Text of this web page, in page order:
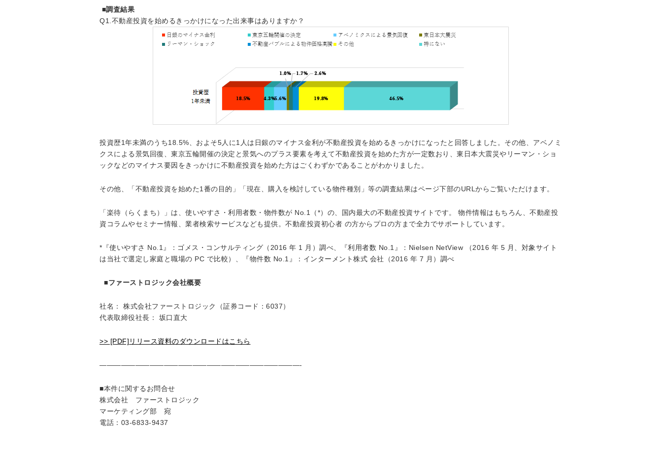
■調査結果
Q1.不動産投資を始めるきっかけになった出来事はありますか？
投資歴1年未満のうち18.5%、およそ5人に1人は日銀のマイナス金利が不動産投資を始めるきっかけになったと回答しました。その他、アベノミ
クスによる景気回復、東京五輪開催の決定と景気へのプラス要素を考えて不動産投資を始めた方が一定数おり、東日本大震災やリーマン・ショ
ックなどのマイナス要因をきっかけに不動産投資を始めた方はごくわずかであることがわかりました。
その他、「不動産投資を始めた1番の目的」「現在、購入を検討している物件種別」等の調査結果はページ下部のURLからご覧いただけます。
「楽待（らくまち）」は、使いやすさ・利用者数・物件数が No.1（*）の、国内最大の不動産投資サイトです。 物件情報はもちろん、不動産投
資コラムやセミナー情報、業者検索サービスなども提供。不動産投資初心者 の方からプロの方まで全力でサポートしています。
*『使いやすさ No.1』：ゴメス・コンサルティング（2016 年 1 月）調べ、『利用者数 No.1』：Nielsen NetView （2016 年 5 月、対象サイト
は当社で選定し家庭と職場の PC で比較）、『物件数 No.1』：インターメント株式 会社（2016 年 7 月）調べ
■ファーストロジック会社概要
社名： 株式会社ファーストロジック（証券コード：6037）
代表取締役社長： 坂口直大
>> [PDF]リリース資料のダウンロードはこちら
————————————————————————————-
■本件に関するお問合せ
株式会社 ファーストロジック
マーケティング部 宛
電話：03-6833-9437